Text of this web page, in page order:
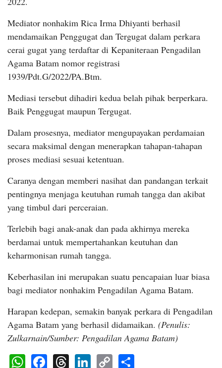
Mediator nonhakim Rica Irma Dhiyanti berhasil
mendamaikan Penggugat dan Tergugat dalam perkara
cerai gugat yang terdaftar di Kepaniteraan Pengadilan
Agama Batam nomor registrasi
1939/Pdt.G/2022/PA.Btm.
Mediasi tersebut dihadiri kedua belah pihak berperkara.
Baik Penggugat maupun Tergugat.
Dalam prosesnya, mediator mengupayakan perdamaian
secara maksimal dengan menerapkan tahapan-tahapan
proses mediasi sesuai ketentuan.
Caranya dengan memberi nasihat dan pandangan terkait
pentingnya menjaga keutuhan rumah tangga dan akibat
yang timbul dari perceraian.
Terlebih bagi anak-anak dan pada akhirnya mereka
berdamai untuk mempertahankan keutuhan dan
keharmonisan rumah tangga.
Keberhasilan ini merupakan suatu pencapaian luar biasa
bagi mediator nonhakim Pengadilan Agama Batam.
Harapan kedepan, semakin banyak perkara di Pengadilan
Agama Batam yang berhasil didamaikan. (Penulis:
Zulkarnain/Sumber: Pengadilan Agama Batam)
WhatsApp
Facebook
Threads
LinkedIn
Copy